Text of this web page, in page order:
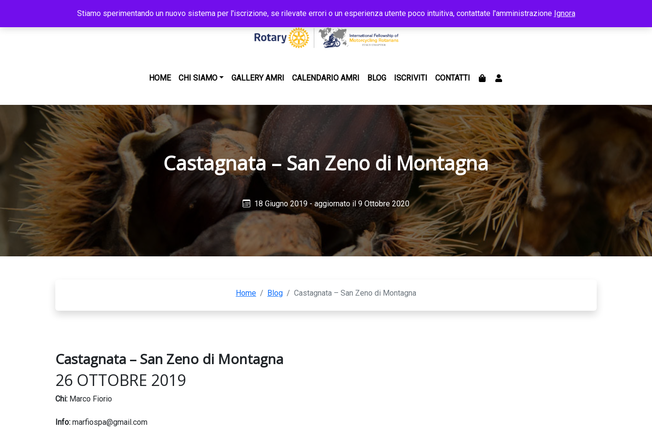
HOME CHI SIAMO GALLERY AMRI CALENDARIO AMRI BLOG ISCRIVITI CONTATTI
Castagnata – San Zeno di Montagna
18 Giugno 2019 - aggiornato il 9 Ottobre 2020
Home / Blog / Castagnata – San Zeno di Montagna
Castagnata – San Zeno di Montagna
26 OTTOBRE 2019
Chi: Marco Fiorio
Info: marfiospa@gmail.com
Stiamo sperimentando un nuovo sistema per l'iscrizione, se rilevate errori o un esperienza utente poco intuitiva, contattate l'amministrazione Ignora